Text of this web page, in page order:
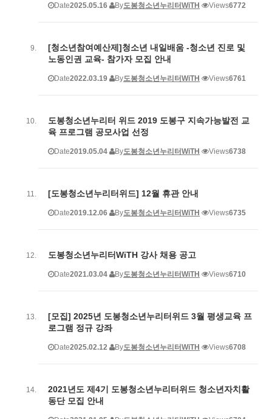
Date2025.05.16 By도봉청소년누리터WiTH Views6772
[청소년참여예산제]청소년 내일배움 -청소년 진로 및
노동인권 교육- 참가자 모집 안내
Date2022.03.19 By도봉청소년누리터WiTH Views6761
도봉청소년누리터 위드 2019 도봉구 지속가능발전 교
육 프로그램 공모사업 선정
Date2019.05.04 By도봉청소년누리터WiTH Views6738
[도봉청소년누리터위드] 12월 휴관 안내
Date2019.12.06 By도봉청소년누리터WiTH Views6735
도봉청소년누리터WiTH 강사 채용 공고
Date2021.03.04 By도봉청소년누리터WiTH Views6710
[모집] 2025년 도봉청소년누리터위드 3월 평생교육 프
로그램 정규 강좌
Date2025.02.12 By도봉청소년누리터WiTH Views6708
2021년도 제4기 도봉청소년누리터위드 청소년자치활
동단 모집 안내